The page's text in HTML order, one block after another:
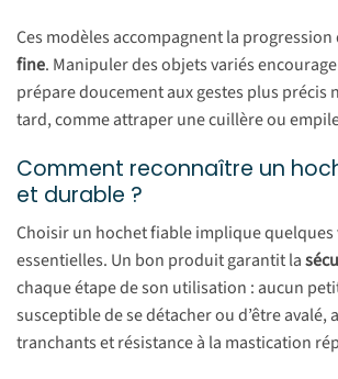
Ces modèles accompagnent la progression
fine. Manipuler des objets variés
prépare doucement aux gestes plus précis
tard, comme attraper une cuillère ou
Comment reconnaître un
et durable ?
Choisir un hochet fiable implique
essentielles. Un bon produit garantit la
chaque étape de son utilisation : aucun
susceptible de se détacher ou d’être avalé,
tranchants et résistance à la mastication